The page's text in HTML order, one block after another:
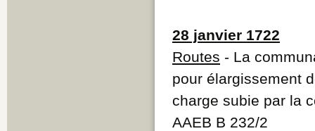
28 janvier 1722
Routes - La
pour élargissement
charge subie par la
AAEB B 232/2